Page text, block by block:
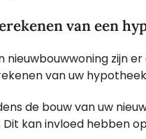
van een
nieuwbouwwoning zijn
van uw
de bouw van uw
kan invloed hebben